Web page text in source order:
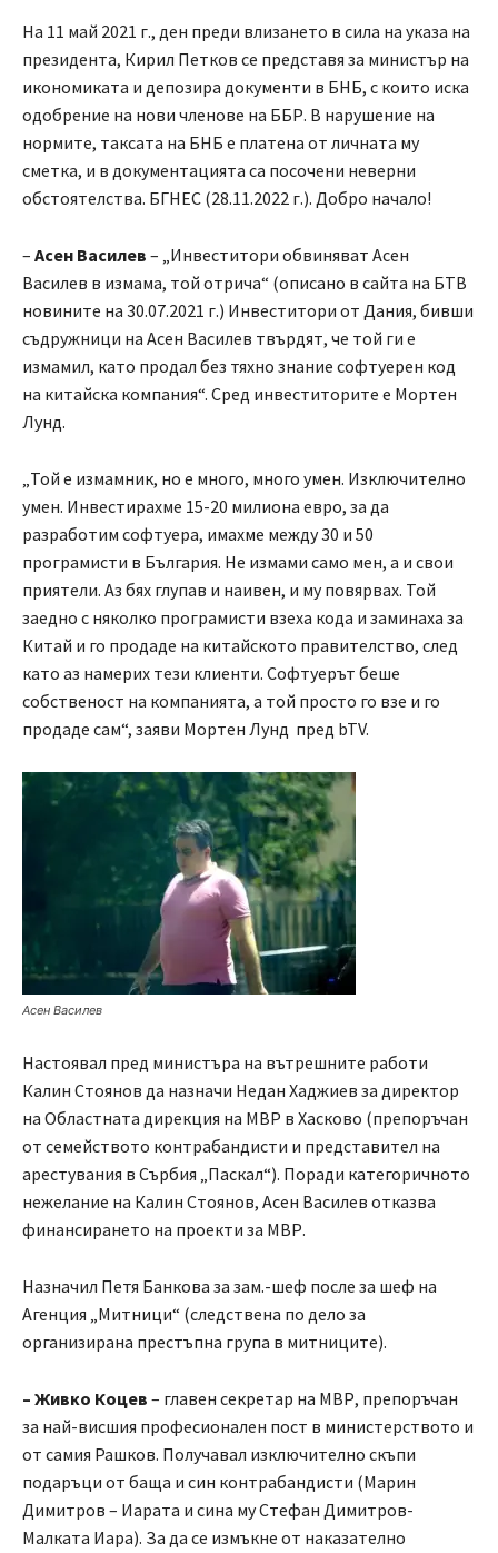
На 11 май 2021 г., ден преди влизането в сила на указа на
президента, Кирил Петков се представя за министър на
икономиката и депозира документи в БНБ, с които иска
одобрение на нови членове на ББР. В нарушение на
нормите, таксата на БНБ е платена от личната му
сметка, и в документацията са посочени неверни
обстоятелства. БГНЕС (28.11.2022 г.). Добро начало!
– Асен Василев – „Инвеститори обвиняват Асен
Василев в измама, той отрича“ (описано в сайта на БТВ
новините на 30.07.2021 г.) Инвеститори от Дания, бивши
съдружници на Асен Василев твърдят, че той ги е
измамил, като продал без тяхно знание софтуерен код
на китайска компания“. Сред инвеститорите е Мортен
Лунд.
„Той е измамник, но е много, много умен. Изключително
умен. Инвестирахме 15-20 милиона евро, за да
разработим софтуера, имахме между 30 и 50
програмисти в България. Не измами само мен, а и свои
приятели. Аз бях глупав и наивен, и му повярвах. Той
заедно с няколко програмисти взеха кода и заминаха за
Китай и го продаде на китайското правителство, след
като аз намерих тези клиенти. Софтуерът беше
собственост на компанията, а той просто го взе и го
продаде сам“, заяви Мортен Лунд пред bTV.
Асен Василев
Настоявал пред министъра на вътрешните работи
Калин Стоянов да назначи Недан Хаджиев за директор
на Областната дирекция на МВР в Хасково (препоръчан
от семейството контрабандисти и представител на
арестувания в Сърбия „Паскал“). Поради категоричното
нежелание на Калин Стоянов, Асен Василев отказва
финансирането на проекти за МВР.
Назначил Петя Банкова за зам.-шеф после за шеф на
Агенция „Митници“ (следствена по дело за
организирана престъпна група в митниците).
– Живко Коцев – главен секретар на МВР, препоръчан
за най-висшия професионален пост в министерството и
от самия Рашков. Получавал изключително скъпи
подаръци от баща и син контрабандисти (Марин
Димитров – Иарата и сина му Стефан Димитров-
Малката Иара). За да се измъкне от наказателно